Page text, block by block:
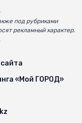
под рубриками
рекламный характер.
«Мой ГОРОД»